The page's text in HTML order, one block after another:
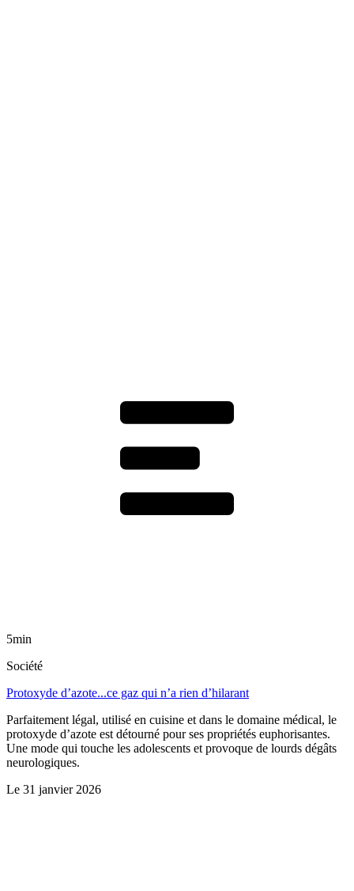
5min
Société
Protoxyde d’azote...ce gaz qui n’a rien d’hilarant
Parfaitement légal, utilisé en cuisine et dans le domaine médical, le
protoxyde d’azote est détourné pour ses propriétés euphorisantes.
Une mode qui touche les adolescents et provoque de lourds dégâts
neurologiques.
Le 31 janvier 2026